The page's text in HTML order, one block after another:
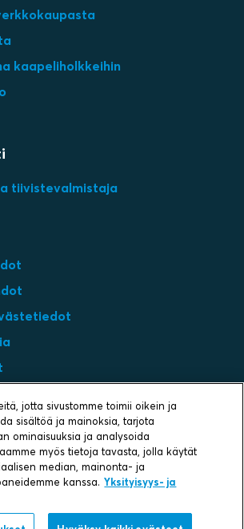
kaapeliholkkeihin
tiivistevalmistaja
Protecting life and assets
jotta sivustomme toimii oikein ja
sisältöä ja mainoksia, tarjota
ominaisuuksia ja analysoida
myös tietoja tavasta, jolla käytät
median, mainonta- ja
kanssa. Yksityisyys- ja